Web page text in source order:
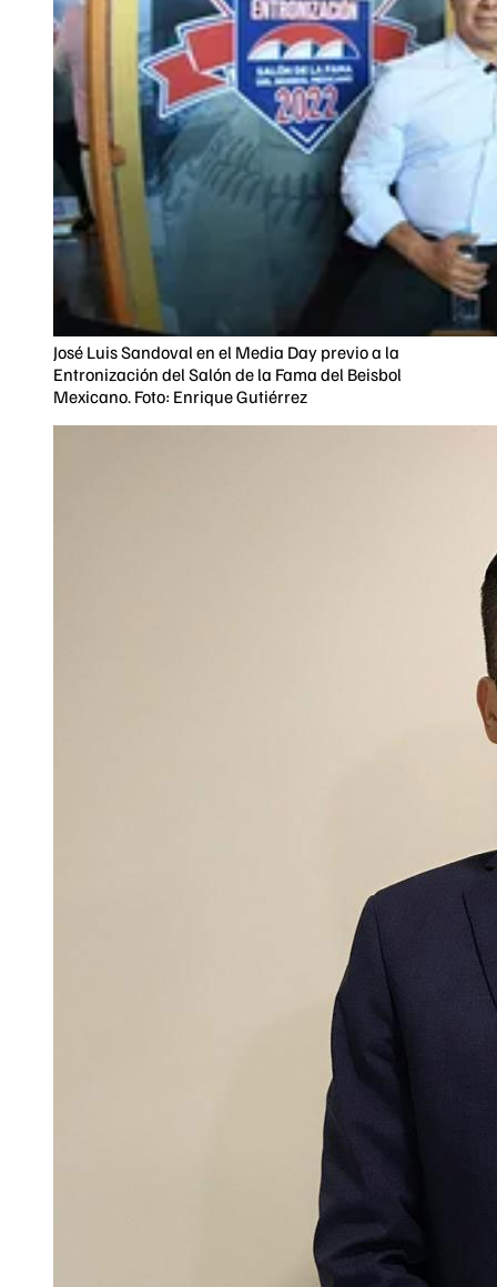
José Luis Sandoval en el Media Day previo a la
Entronización del Salón de la Fama del Beisbol
Mexicano. Foto: Enrique Gutiérrez